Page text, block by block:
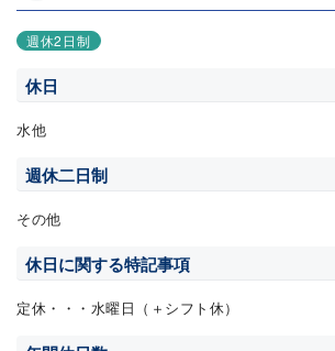
週休2日制
休日
水他
週休二日制
その他
休日に関する特記事項
定休・・・水曜日（＋シフト休）